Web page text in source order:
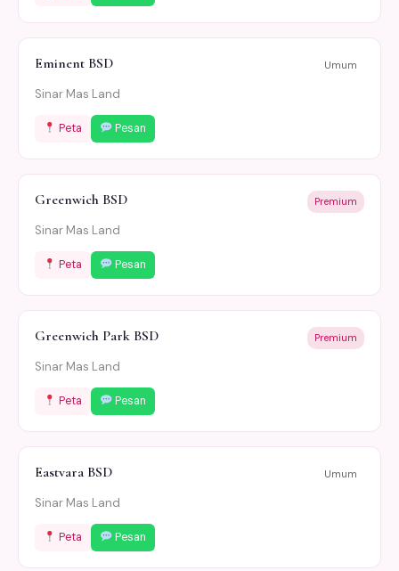
Eminent BSD Umum
Sinar Mas Land
Peta Pesan
Greenwich BSD Premium
Sinar Mas Land
Peta Pesan
Greenwich Park BSD Premium
Sinar Mas Land
Peta Pesan
Eastvara BSD Umum
Sinar Mas Land
Peta Pesan